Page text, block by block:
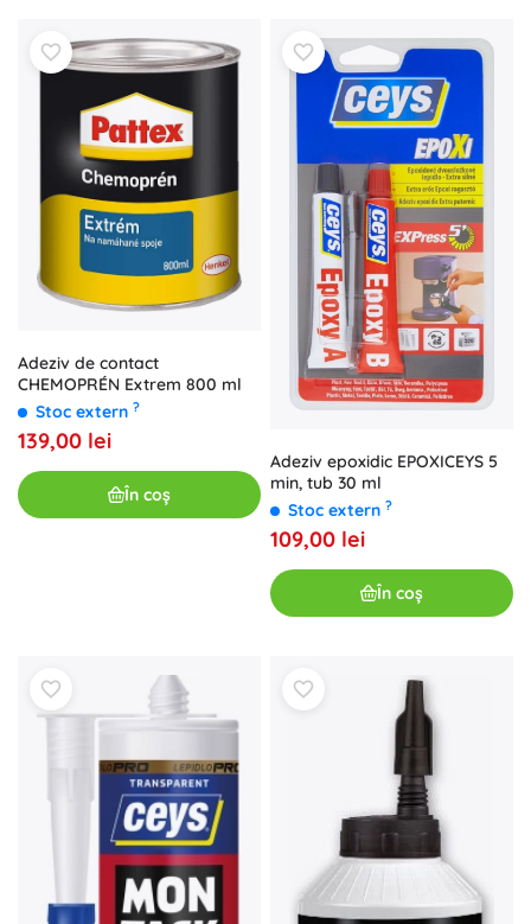
Adeziv de contact
CHEMOPRÉN Extrem 800 ml
Stoc extern ?
139,00 lei
În coș
Adeziv epoxidic EPOXICEYS 5
min, tub 30 ml
Stoc extern ?
109,00 lei
În coș